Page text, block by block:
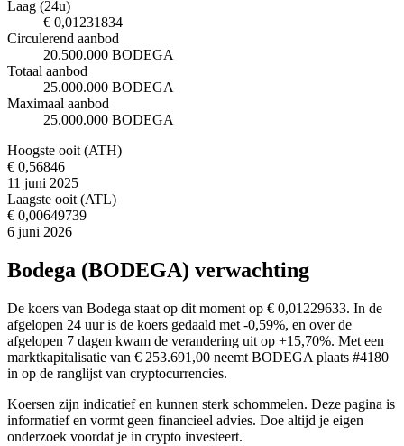
Laag (24u)
€ 0,01231834
Circulerend aanbod
20.500.000 BODEGA
Totaal aanbod
25.000.000 BODEGA
Maximaal aanbod
25.000.000 BODEGA
Hoogste ooit (ATH)
€ 0,56846
11 juni 2025
Laagste ooit (ATL)
€ 0,00649739
6 juni 2026
Bodega (BODEGA) verwachting
De koers van Bodega staat op dit moment op € 0,01229633. In de
afgelopen 24 uur is de koers gedaald met -0,59%, en over de
afgelopen 7 dagen kwam de verandering uit op +15,70%. Met een
marktkapitalisatie van € 253.691,00 neemt BODEGA plaats #4180
in op de ranglijst van cryptocurrencies.
Koersen zijn indicatief en kunnen sterk schommelen. Deze pagina is
informatief en vormt geen financieel advies. Doe altijd je eigen
onderzoek voordat je in crypto investeert.